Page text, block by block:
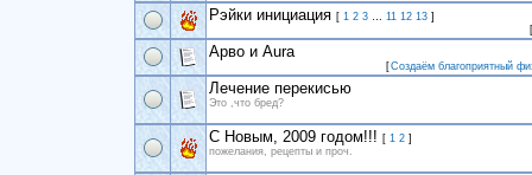
Рэйки инициация [ 1 2 3 … 11 12 13 ]
[
Арво и Aura
[Создаём благоприятный
Лечение перекисью
Это ,что бред?
С Новым, 2009 годом!!! [ 1 2 ]
пожелания, рецепты и проч.